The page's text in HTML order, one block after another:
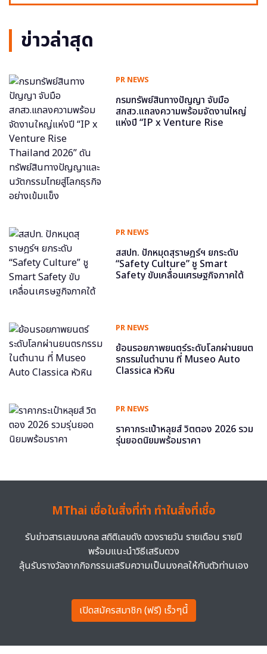
ข่าวล่าสุด
PR NEWS
กรมทรัพย์สินทางปัญญา จับมือ
สกสว.แถลงความพร้อมจัดงานใหญ่
แห่งปี “IP x Venture Rise
PR NEWS
สสปท. ปักหมุดสุราษฎร์ฯ ยกระดับ
“Safety Culture” ชู Smart
Safety ขับเคลื่อนเศรษฐกิจภาคใต้
PR NEWS
ย้อนรอยภาพยนตร์ระดับโลกผ่านยนต
รกรรมในตำนาน ที่ Museo Auto
Classica หัวหิน
PR NEWS
ราคากระเป๋าหลุยส์ วิตตอง 2026 รวม
รุ่นยอดนิยมพร้อมราคา
MThai เชื่อในสิ่งที่ทำ ทำในสิ่งที่เชื่อ
รับข่าวสารเลขมงคล สถิติเลขดัง ดวงรายวัน รายเดือน รายปี
พร้อมแนะนำวิธีเสริมดวง
ลุ้นรับรางวัลจากกิจกรรมเสริมความเป็นมงคลให้กับตัวท่านเอง
เปิดสมัครสมาชิก (ฟรี) เร็วๆนี้